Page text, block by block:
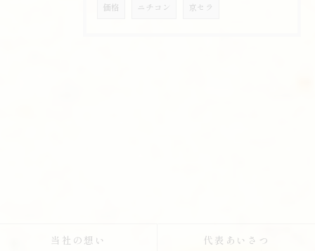
価格 ニチコン 京セラ
当社の想い 代表あいさつ